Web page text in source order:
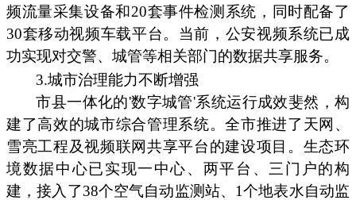
频流量采集设备和20套事件检测系统，同时配备了
30套移动视频车载平台。当前，公安视频系统已成
功实现对交警、城管等相关部门的数据共享服务。
3.城市治理能力不断增强
市县一体化的'数字城管'系统运行成效斐然，构
建了高效的城市综合管理系统。全市推进了天网、
雪亮工程及视频联网共享平台的建设项目。生态环
境数据中心已实现一中心、两平台、三门户的构
建，接入了38个空气自动监测站、1个地表水自动监